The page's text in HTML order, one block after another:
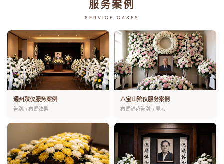
服务案例
SERVICE CASES
通州殡仪服务案例
告别厅布置效果
八宝山殡仪服务案例
布置鲜花告别厅展示